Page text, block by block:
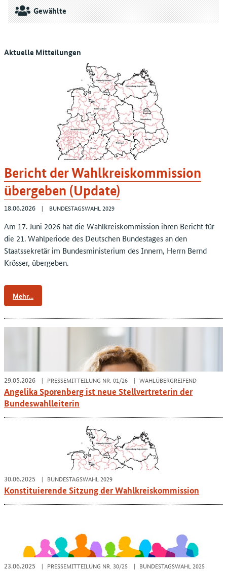
Gewählte
Aktuelle Mitteilungen
Bericht der Wahlkreiskommission
übergeben (Update)
18.06.2026 BUNDESTAGSWAHL 2029
Am 17. Juni 2026 hat die Wahlkreiskommission ihren Bericht für
die 21. Wahlperiode des Deutschen Bundestages an den
Staatssekretär im Bundesministerium des Innern, Herrn Bernd
Krösser, übergeben.
Mehr...
29.05.2026 PRESSEMITTEILUNG NR. 01/26 WAHLÜBERGREIFEND
Angelika Sporenberg ist neue Stellvertreterin der
Bundeswahlleiterin
30.06.2025 BUNDESTAGSWAHL 2029
Konstituierende Sitzung der Wahlkreiskommission
23.06.2025 PRESSEMITTEILUNG NR. 30/25 BUNDESTAGSWAHL 2025